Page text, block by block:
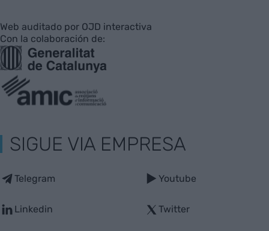
Web auditado por OJD interactiva
Con la colaboración de:
SIGUE VIA EMPRESA
Telegram
Linkedin
Youtube
Twitter